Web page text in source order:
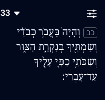
33
כב
וְהָיָה֙ בַּעֲבֹ֣ר כְּבֹדִ֔י
וְשַׂמְתִּ֖יךָ בְּנִקְרַ֣ת הַצּ֑וּר
וְשַׂכֹּתִ֥י כַפִּ֛י עָלֶ֖יךָ
עַד־עָבְרִֽי׃